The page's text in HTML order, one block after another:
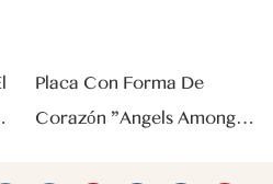
Placa Con Forma De
Corazón "Angels Among